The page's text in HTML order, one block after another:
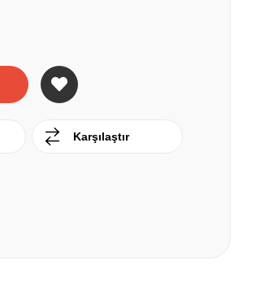
Karşılaştır